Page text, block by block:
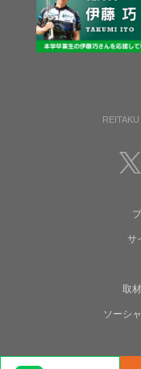
サ
取
ソーシ
Copyright(C)